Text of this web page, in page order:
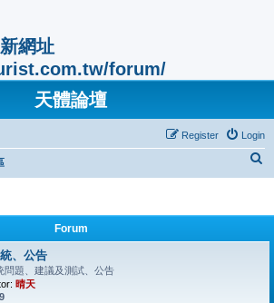
網址
forum/
天體論壇
Login
Register
Forum
、公告
問題、建議及測試、公告
晴天
9